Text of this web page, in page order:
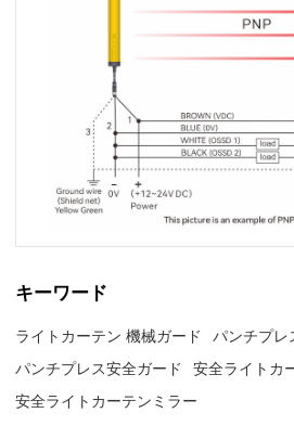
キーワード
ライトカーテン 機械ガード
パンチプレ
パンチプレス安全ガード
安全ライトカ
安全ライトカーテンミラー